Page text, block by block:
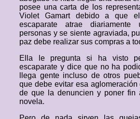
posee una carta de los
Violet Gamart debido a que
escaparate atrae
personas y se siente agraviada,
paz debe realizar sus compras a
Ella le pregunta si ha visto
escaparate y dice que no ha
llega gente incluso de otros
que debe evitar esa
de que la denuncien y poner fin
novela.